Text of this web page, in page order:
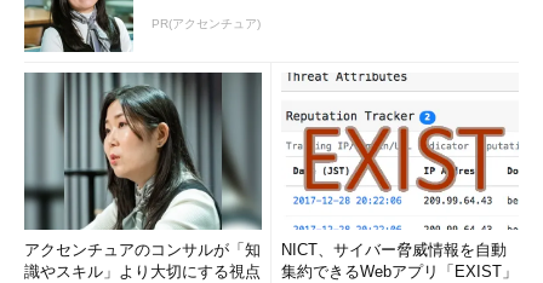
PR(アクセンチュア)
アクセンチュアのコンサルが「知
識やスキル」より大切にする視点
NICT、サイバー脅威情報を自動
集約できるWebアプリ「EXIST」